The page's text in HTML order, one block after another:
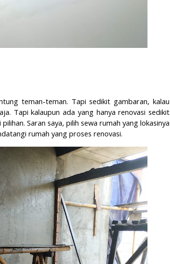
teman-teman. Tapi sedikit gambaran, kalau
Tapi kalaupun ada yang hanya renovasi sedikit
Saran saya, pilih sewa rumah yang lokasinya
rumah yang proses renovasi.